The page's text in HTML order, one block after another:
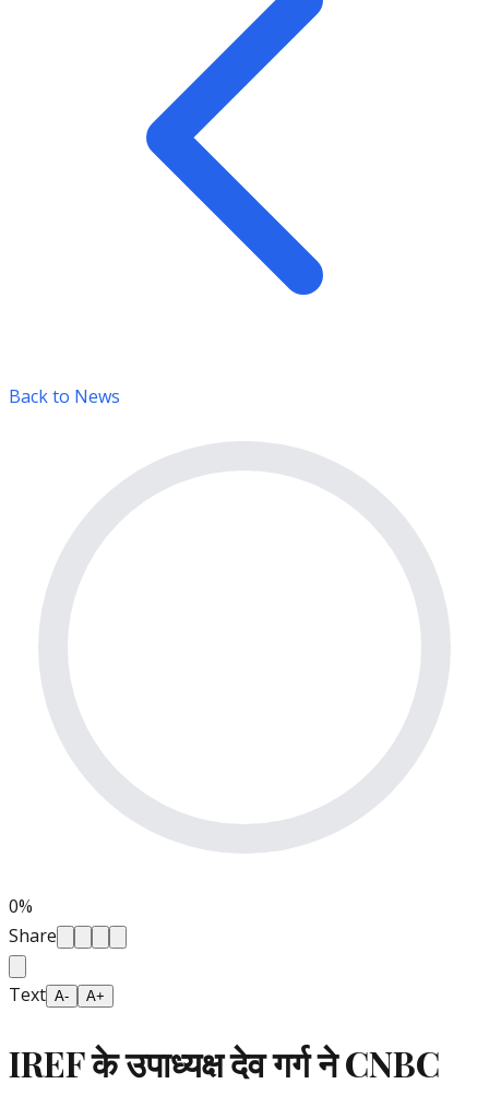
Back to News
0%
Share
Text A- A+
IREF के उपाध्यक्ष देव गर्ग ने CNBC